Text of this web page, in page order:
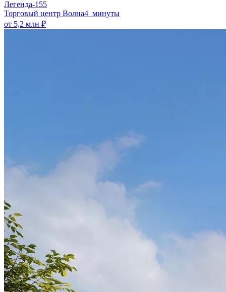
Легенда-155
​Торговый центр Волна4 минуты
от 5,2 млн ₽